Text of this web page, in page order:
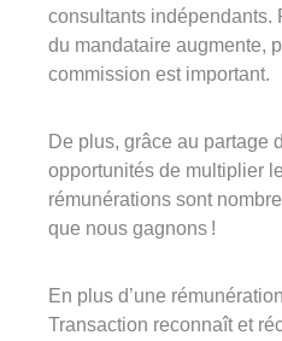
consultants indépendants.
du mandataire augmente,
commission est important.
De plus, grâce au partage
opportunités de multiplier
rémunérations sont
que nous gagnons !
En plus d’une
Transaction reconnaît et